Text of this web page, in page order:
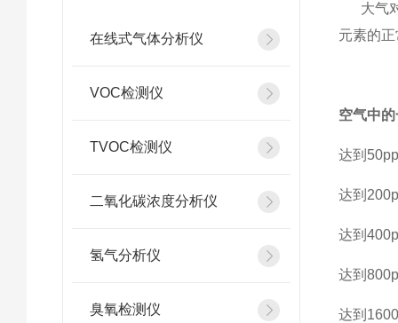
在线式气体分析仪
VOC检测仪
TVOC检测仪
二氧化碳浓度分析仪
氢气分析仪
臭氧检测仪
大气对
元素的
空气中
达到
达到
达到
达到
达到